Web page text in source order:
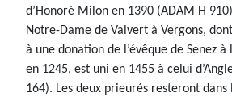
d’Honoré Milon en 1390 (ADAM H
Notre-Dame de Valvert à Vergons,
à une donation de l’évêque de Senez à
en 1245, est uni en 1455 à celui
164). Les deux prieurés resteront dans